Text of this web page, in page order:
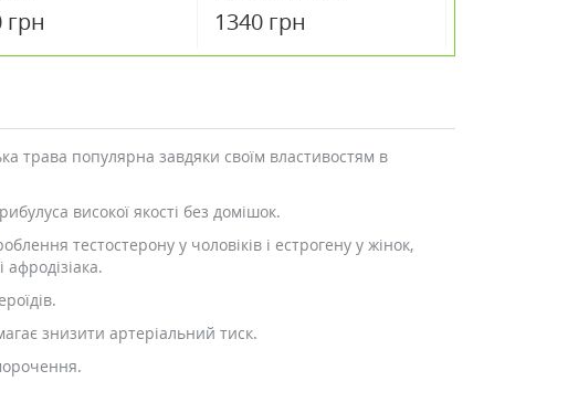
грн
таблеток
1340 грн
трава популярна завдяки своїм властивостям в
високої якості без домішок.
тестостерону у чоловіків і естрогену у жінок,
знизити артеріальний тиск.